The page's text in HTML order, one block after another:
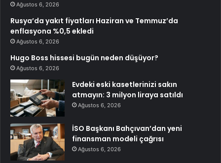
Ağustos 6, 2026
Rusya’da yakıt fiyatları Haziran ve Temmuz’da
enflasyona %0,5 ekledi
Ağustos 6, 2026
Hugo Boss hissesi bugün neden düşüyor?
Ağustos 6, 2026
Evdeki eski kasetlerinizi sakın
atmayın: 3 milyon liraya satıldı
Ağustos 6, 2026
İSO Başkanı Bahçıvan’dan yeni
finansman modeli çağrısı
Ağustos 6, 2026